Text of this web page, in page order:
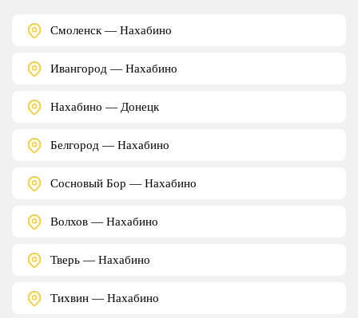
Смоленск — Нахабино
Ивангород — Нахабино
Нахабино — Донецк
Белгород — Нахабино
Сосновый Бор — Нахабино
Волхов — Нахабино
Тверь — Нахабино
Тихвин — Нахабино